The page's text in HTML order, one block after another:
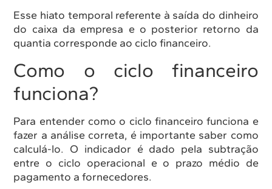
Esse hiato temporal referente à saída do dinheiro
do caixa da empresa e o posterior retorno da
quantia corresponde ao ciclo financeiro.
Como o ciclo financeiro
funciona?
Para entender como o ciclo financeiro funciona e
fazer a análise correta, é importante saber como
calculá-lo. O indicador é dado pela subtração
entre o ciclo operacional e o prazo médio de
pagamento a fornecedores.